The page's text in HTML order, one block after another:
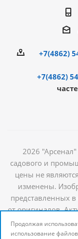
+7(4862)
+7(4862)
2026
садового и
цены не
изменены.
представленных в
от оригиналов.
наличии
Продолжая
использование